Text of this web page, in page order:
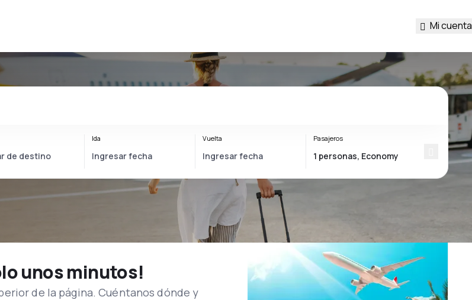
Mi cuenta
Ida Vuelta Pasajeros
unos minutos!
de la página. Cuéntanos dónde y